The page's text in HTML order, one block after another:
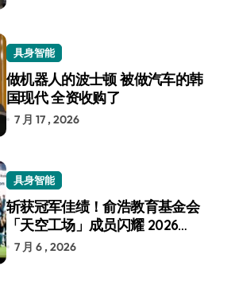
具身智能
做机器人的波士顿 被做汽车的韩
国现代 全资收购了
7 月 17 , 2026
具身智能
斩获冠军佳绩！俞浩教育基金会
「天空工场」成员闪耀 2026
RoboCup 机器人世界杯
7 月 6 , 2026